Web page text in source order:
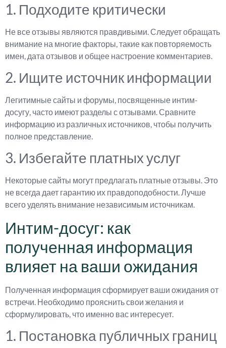
1. Подходите критически
Не все отзывы являются правдивыми. Следует обращать
внимание на многие факторы, такие как повторяемость
имен, дата отзывов и общее настроение комментариев.
2. Ищите источник информации
Легитимные сайты и форумы, посвященные интим-
досугу, часто имеют разделы с отзывами. Сравните
информацию из различных источников, чтобы получить
полное представление.
3. Избегайте платных услуг
Некоторые сайты могут предлагать платные отзывы. Это
не всегда дает гарантию их правдоподобности. Лучше
всего уделять внимание независимым источникам.
Интим-досуг: как
полученная информация
влияет на ваши ожидания
Полученная информация сформирует ваши ожидания от
встречи. Необходимо прояснить свои желания и
сформулировать, что именно вас интересует.
1. Постановка публичных границ